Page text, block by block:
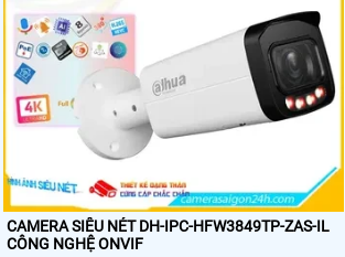
CAMERA SIÊU NÉT DH-IPC-HFW3849TP-ZAS-IL
CÔNG NGHỆ ONVIF